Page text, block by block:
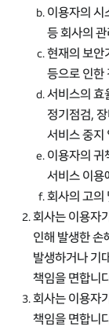
이용자의 시
등 회사의
현재의 보안
등으로 인한
서비스의 효
정기점검,
서비스 중지
이용자의 귀
서비스 이용
회사의 고의
회사는 이용자
인해 발생한 손
발생하거나 기
책임을 면합니
회사는 이용자
책임을 면합니